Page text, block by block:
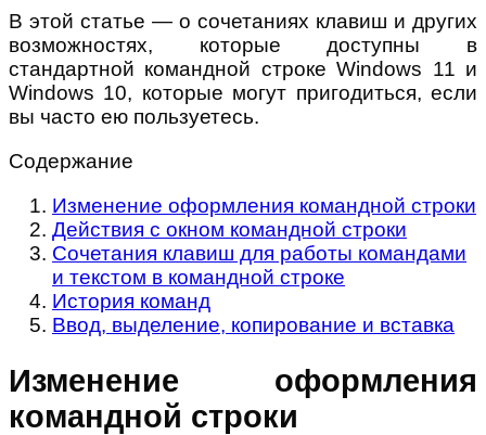
В этой статье — о сочетаниях клавиш и других
возможностях, которые доступны в
стандартной командной строке Windows 11 и
Windows 10, которые могут пригодиться, если
вы часто ею пользуетесь.
Содержание
Изменение оформления командной строки
Действия с окном командной строки
Сочетания клавиш для работы командами
и текстом в командной строке
История команд
Ввод, выделение, копирование и вставка
Изменение оформления
командной строки